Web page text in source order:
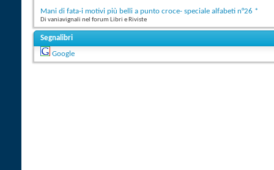
Mani di fata-i motivi più belli a punto croce- speciale alfabeti n°26 *
Di vaniavignali nel forum Libri e Riviste
Segnalibri
Google